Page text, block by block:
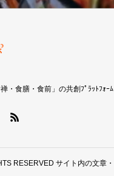
・食膳・食前」の共創ﾌﾟﾗｯﾄﾌｫｰﾑ
RESERVED サイト内の文章・